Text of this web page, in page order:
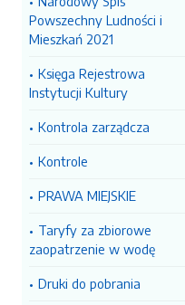
Powszechny Ludności i
Mieszkań 2021
Księga Rejestrowa
Instytucji Kultury
Kontrola zarządcza
Kontrole
PRAWA MIEJSKIE
Taryfy za zbiorowe
zaopatrzenie w wodę
Druki do pobrania